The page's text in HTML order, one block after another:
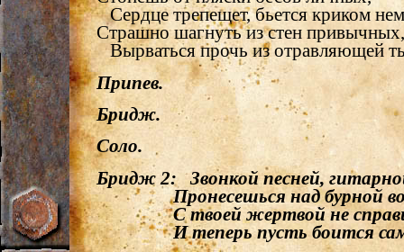
Сердце трепещет, бьется криком
Страшно шагнуть из стен привычных,
Вырваться прочь из отравляющей
Припев.
Бридж.
Соло.
Бридж 2: Звонкой песней,
Пронесешься над бурной
С твоей жертвой не
И теперь пусть боится